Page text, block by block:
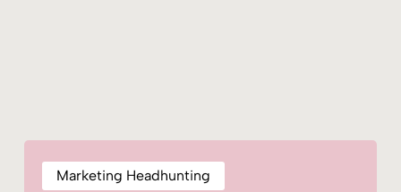
Marketing Headhunting